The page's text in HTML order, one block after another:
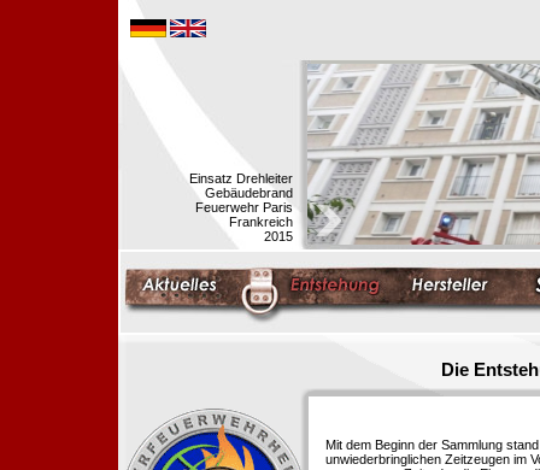
Einsatz Drehleiter
Gebäudebrand
Feuerwehr Paris
Frankreich
2015
Die
Mit dem Beginn der Sammlung
unwiederbringlichen Zeitzeugen im